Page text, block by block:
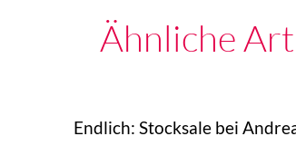
Ähnliche
Endlich: Stocksale bei